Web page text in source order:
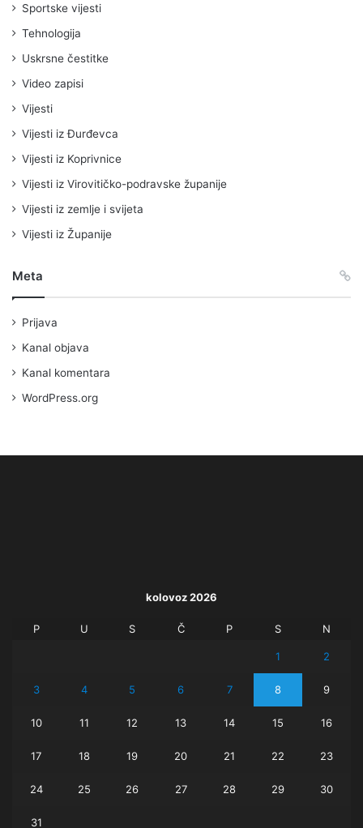
Sportske vijesti
Tehnologija
Uskrsne čestitke
Video zapisi
Vijesti
Vijesti iz Đurđevca
Vijesti iz Koprivnice
Vijesti iz Virovitičko-podravske županije
Vijesti iz zemlje i svijeta
Vijesti iz Županije
Meta
Prijava
Kanal objava
Kanal komentara
WordPress.org
kolovoz 2026
P U S Č P S N
1 2
3 4 5 6 7 8 9
10 11 12 13 14 15 16
17 18 19 20 21 22 23
24 25 26 27 28 29 30
31